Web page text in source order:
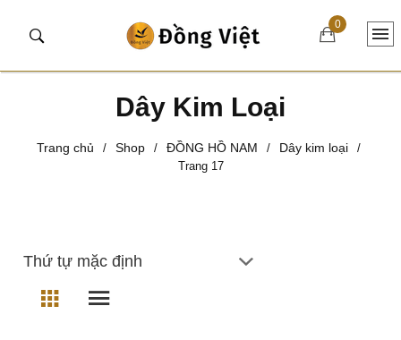
0
Dây Kim Loại
Trang chủ / Shop / ĐỒNG HỒ NAM / Dây kim loại
/
Trang 17